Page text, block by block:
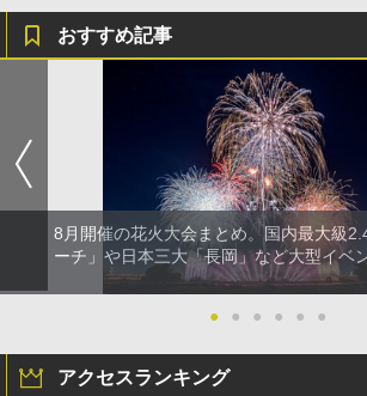
おすすめ記事
8月開催の花火大会まとめ。国内最大級
ーチ」や日本三大「長岡」など大型イベ
● ● ● ● ● ●
アクセスランキング